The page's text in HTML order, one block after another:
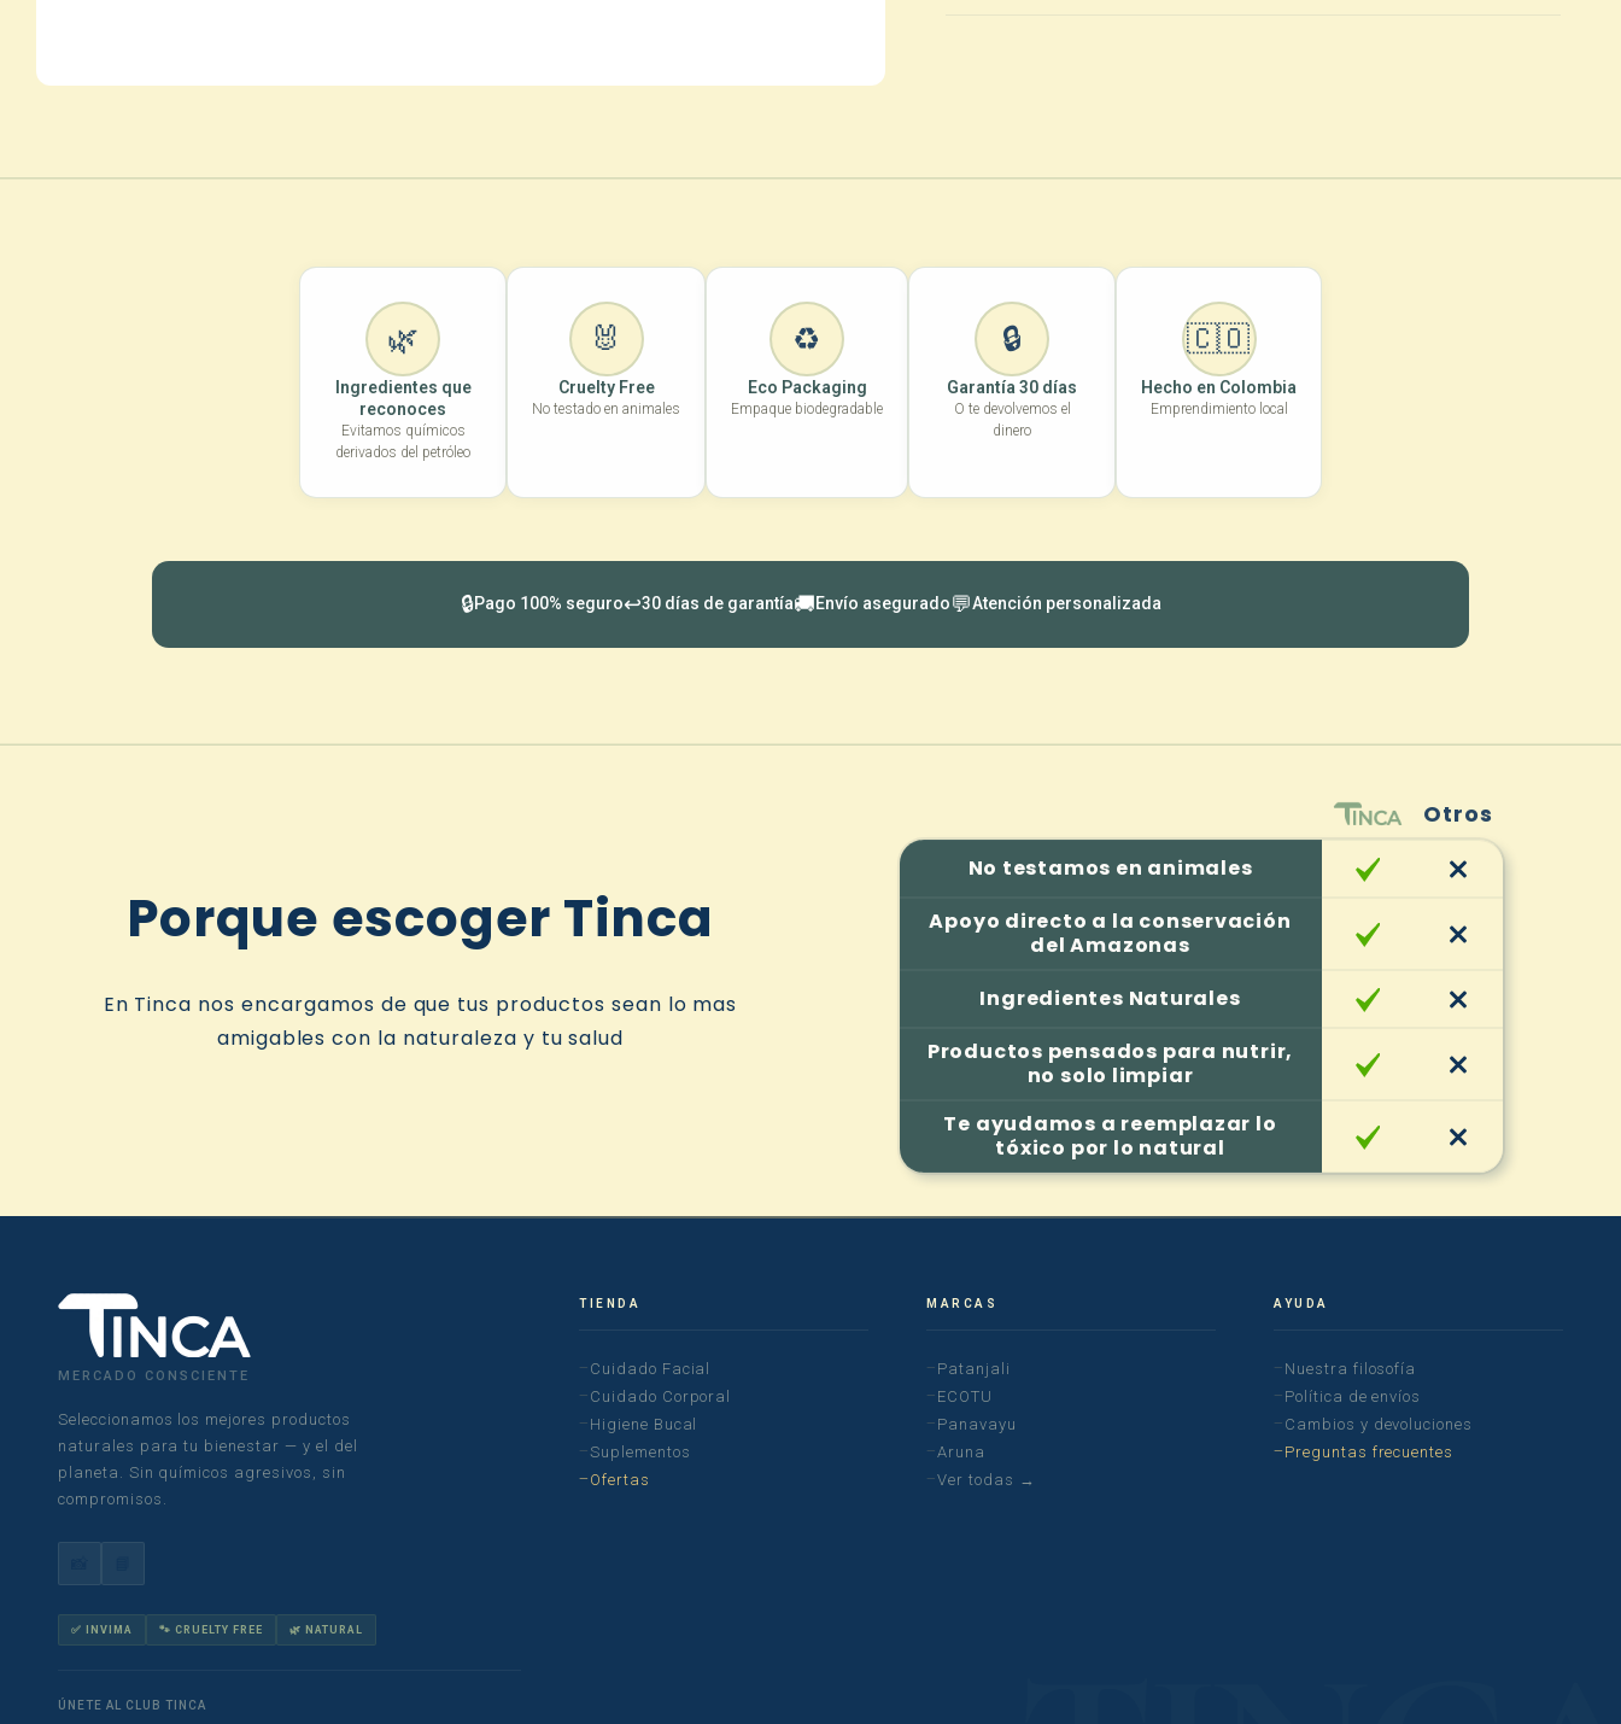
Modo de uso:
🌿
Ingredientes que
reconoces
Evitamos químicos
derivados del petróleo
🐰
Cruelty Free
No testado en animales
♻️
Eco Packaging
Empaque biodegradable
🔒
Garantía 30 días
O te devolvemos el
dinero
🇨🇴
Hecho en Colombia
Emprendimiento local
🔒Pago 100% seguro↩️30 días de garantía🚚Envío asegurado💬Atención personalizada
Porque escoger Tinca
En Tinca nos encargamos de que tus productos sean lo mas
amigables con la naturaleza y tu salud
Otros
No testamos en animales
Apoyo directo a la conservación
del Amazonas
Ingredientes Naturales
Productos pensados para nutrir,
no solo limpiar
Te ayudamos a reemplazar lo
tóxico por lo natural
MERCADO CONSCIENTE
Seleccionamos los mejores productos
naturales para tu bienestar — y el del
planeta. Sin químicos agresivos, sin
compromisos.
✅ INVIMA 🐾 CRUELTY FREE 🌿 NATURAL
ÚNETE AL CLUB TINCA
TIENDA
Cuidado Facial
Cuidado Corporal
Higiene Bucal
Suplementos
Ofertas
MARCAS
Patanjali
ECOTU
Panavayu
Aruna
Ver todas →
AYUDA
Nuestra filosofía
Política de envíos
Cambios y devoluciones
Preguntas frecuentes